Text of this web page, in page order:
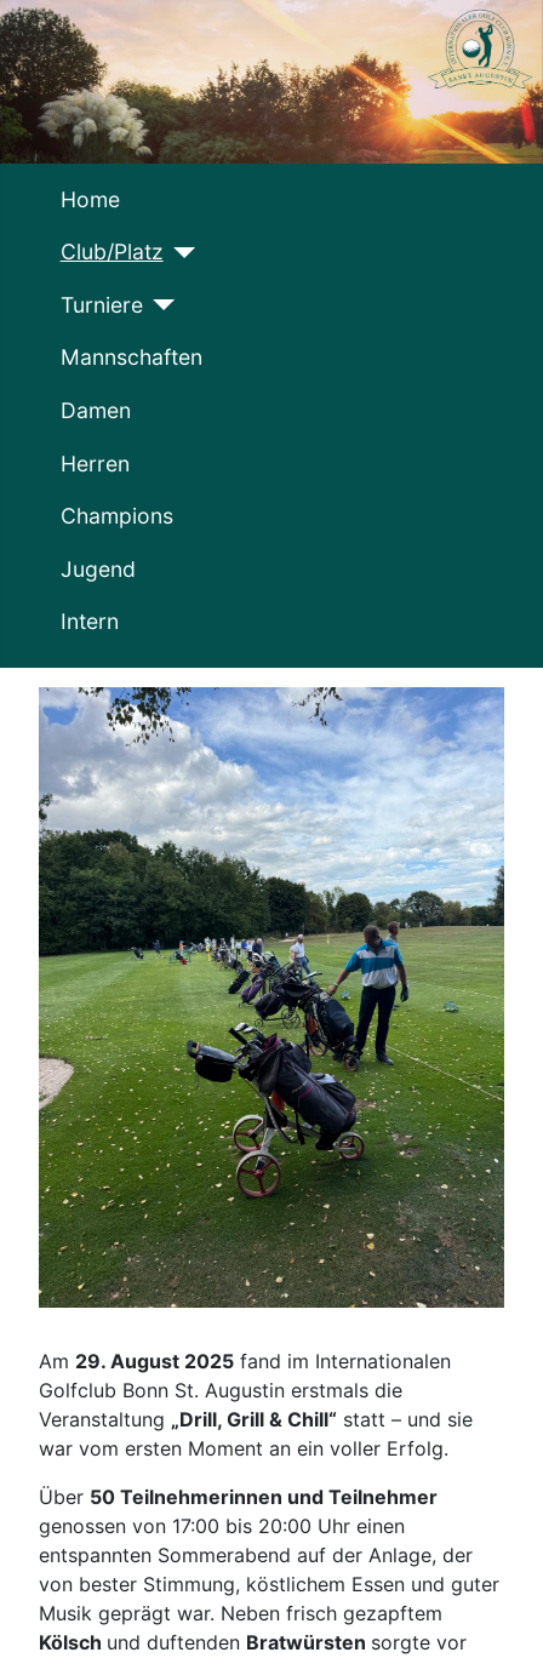
Home
Club/Platz
Turniere
Mannschaften
Damen
Herren
Champions
Jugend
Intern
Am 29. August 2025 fand im Internationalen
Golfclub Bonn St. Augustin erstmals die
Veranstaltung „Drill, Grill & Chill“ statt – und sie
war vom ersten Moment an ein voller Erfolg.
Über 50 Teilnehmerinnen und Teilnehmer
genossen von 17:00 bis 20:00 Uhr einen
entspannten Sommerabend auf der Anlage, der
von bester Stimmung, köstlichem Essen und guter
Musik geprägt war. Neben frisch gezapftem
Kölsch und duftenden Bratwürsten sorgte vor